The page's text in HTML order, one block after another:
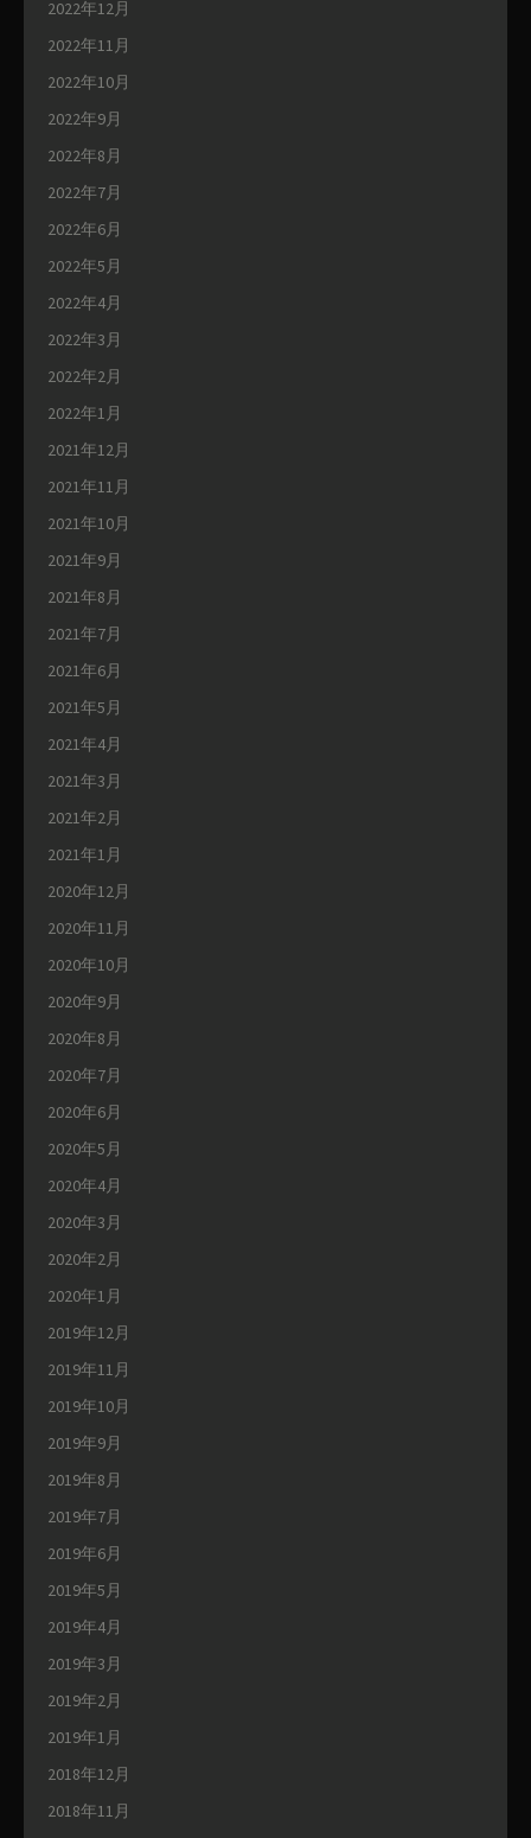
2022年12月
2022年11月
2022年10月
2022年9月
2022年8月
2022年7月
2022年6月
2022年5月
2022年4月
2022年3月
2022年2月
2022年1月
2021年12月
2021年11月
2021年10月
2021年9月
2021年8月
2021年7月
2021年6月
2021年5月
2021年4月
2021年3月
2021年2月
2021年1月
2020年12月
2020年11月
2020年10月
2020年9月
2020年8月
2020年7月
2020年6月
2020年5月
2020年4月
2020年3月
2020年2月
2020年1月
2019年12月
2019年11月
2019年10月
2019年9月
2019年8月
2019年7月
2019年6月
2019年5月
2019年4月
2019年3月
2019年2月
2019年1月
2018年12月
2018年11月